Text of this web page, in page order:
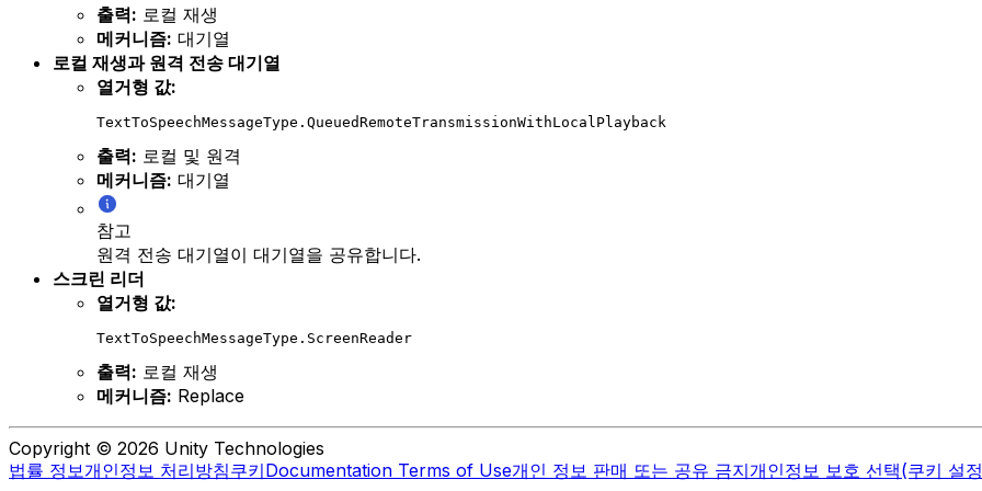
출력: 로컬 재생
메커니즘: 대기열
로컬 재생과 원격 전송 대기열
열거형 값:
TextToSpeechMessageType.QueuedRemoteTransmissionWithLocalPlayback
출력: 로컬 및 원격
메커니즘: 대기열
참고
원격 전송 대기열이 대기열을 공유합니다.
스크린 리더
열거형 값:
TextToSpeechMessageType.ScreenReader
출력: 로컬 재생
메커니즘: Replace
Copyright © 2026 Unity Technologies
법률 정보개인정보 처리방침쿠키Documentation Terms of Use개인 정보 판매 또는 공유 금지개인정보 보호 선택(쿠키 설